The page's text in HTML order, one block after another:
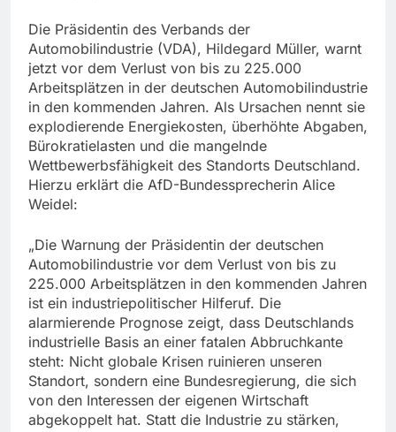
Die Präsidentin des Verbands der
Automobilindustrie (VDA), Hildegard Müller, warnt
jetzt vor dem Verlust von bis zu 225.000
Arbeitsplätzen in der deutschen Automobilindustrie
in den kommenden Jahren. Als Ursachen nennt sie
explodierende Energiekosten, überhöhte Abgaben,
Bürokratielasten und die mangelnde
Wettbewerbsfähigkeit des Standorts Deutschland.
Hierzu erklärt die AfD-Bundessprecherin Alice
Weidel:
„Die Warnung der Präsidentin der deutschen
Automobilindustrie vor dem Verlust von bis zu
225.000 Arbeitsplätzen in den kommenden Jahren
ist ein industriepolitischer Hilferuf. Die
alarmierende Prognose zeigt, dass Deutschlands
industrielle Basis an einer fatalen Abbruchkante
steht: Nicht globale Krisen ruinieren unseren
Standort, sondern eine Bundesregierung, die sich
von den Interessen der eigenen Wirtschaft
abgekoppelt hat. Statt die Industrie zu stärken,